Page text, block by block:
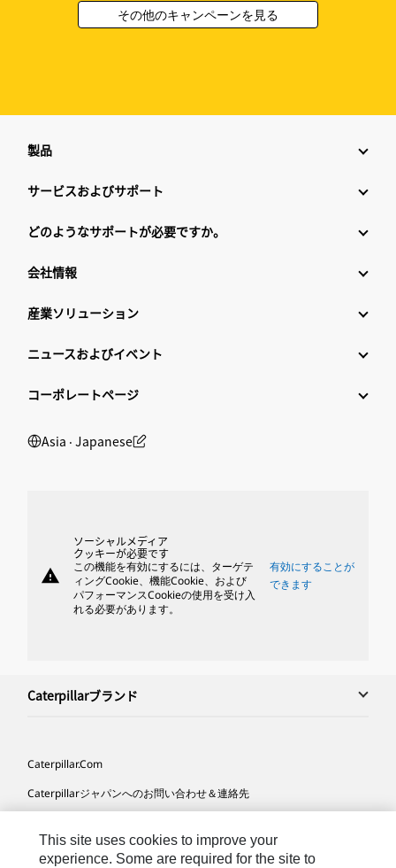
その他のキャンペーンを見る
製品
サービスおよびサポート
どのようなサポートが必要ですか。
会社情報
産業ソリューション
ニュースおよびイベント
コーポレートページ
Asia ‧ Japanese
warning
ソーシャルメディア
クッキーが必要です
この機能を有効にするには、ターゲテ
ィングCookie、機能Cookie、および
パフォーマンスCookieの使用を受け入
れる必要があります。
有効にすることが
できます
Caterpillarブランド
Caterpillar.com
Caterpillarジャパンへのお問い合わせ＆連絡先
サイト･マップ
This site uses cookies to improve your
experience. Some are required for the site to